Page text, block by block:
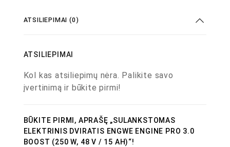
ATSILIEPIMAI (0)
ATSILIEPIMAI
Kol kas atsiliepimų nėra. Palikite savo
įvertinimą ir būkite pirmi!
BŪKITE PIRMI, APRAŠĘ „SULANKSTOMAS
ELEKTRINIS DVIRATIS ENGWE ENGINE PRO 3.0
BOOST (250 W, 48 V / 15 AH)“!